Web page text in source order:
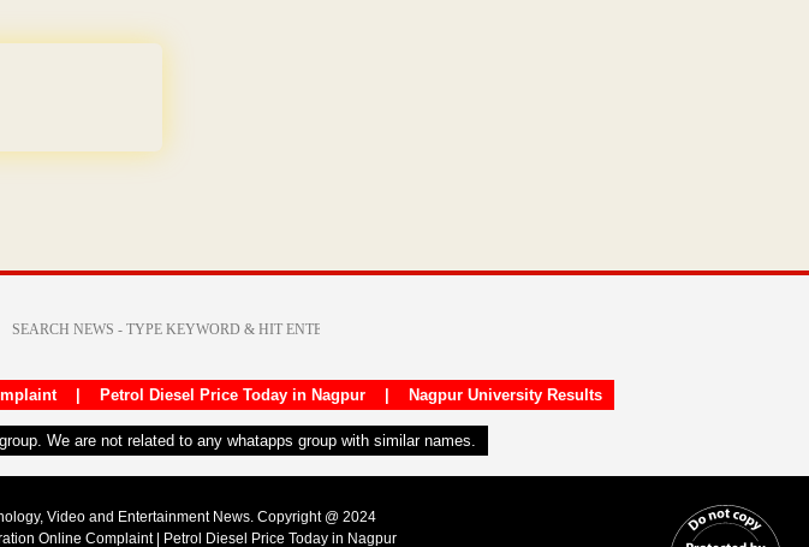
| Petrol Diesel Price Today in Nagpur| Nagpur University Results
We are not related to any whatapps group with similar names.
Video and Entertainment News. Copyright @ 2024
Online Complaint| Petrol Diesel Price Today in Nagpur